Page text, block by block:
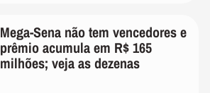
Mega-Sena não tem vencedores e
prêmio acumula em R$ 165
milhões; veja as dezenas